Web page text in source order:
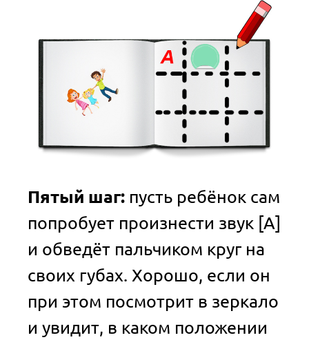
Пятый шаг: пусть ребёнок сам
попробует произнести звук [А]
и обведёт пальчиком круг на
своих губах. Хорошо, если он
при этом посмотрит в зеркало
и увидит, в каком положении